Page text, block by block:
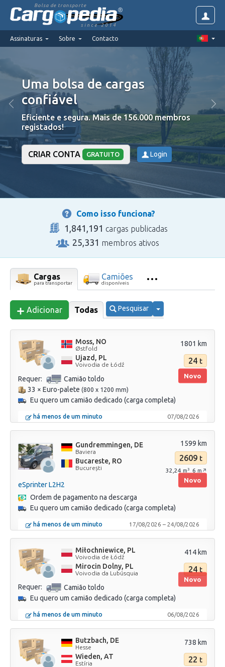
Bolsa de transporte
since 2014
Assinaturas Sobre Contacto
membros
Alta segurança, todas as
empresas são
Nós colocamos a confiança em
CRIAR CONTA GRATUITO Login
Como isso funciona?
1,841,191 cargas publicadas
25,331 membros ativos
Cargas
para transportar
Camiões
disponíveis
Adicionar Todas Pesquisar
Novo
Moss, NO
Østfold
Ujazd, PL
Voivodia de Łódź
1801 km
24 t
Requer:
Camião toldo
33 × Euro-palete (800 x 1200 mm)
Eu quero um camião dedicado (carga completa)
há menos de um minuto 07/08/2026
Novo
Gundremmingen, DE
Baviera
Bucareste, RO
București
1599 km
2609 t
32,24 m3 6 m↗
eSprinter L2H2
Ordem de pagamento na descarga
Eu quero um camião dedicado (carga completa)
há menos de um minuto 17/08/2026 – 24/08/2026
Novo
Miłochniewice, PL
Voivodia de Łódź
Mirocin Dolny, PL
Voivodia da Lubúsquia
414 km
24 t
Requer:
Camião toldo
Eu quero um camião dedicado (carga completa)
há menos de um minuto 06/08/2026
Butzbach, DE
Hesse
Wieden, AT
Estíria
738 km
22 t